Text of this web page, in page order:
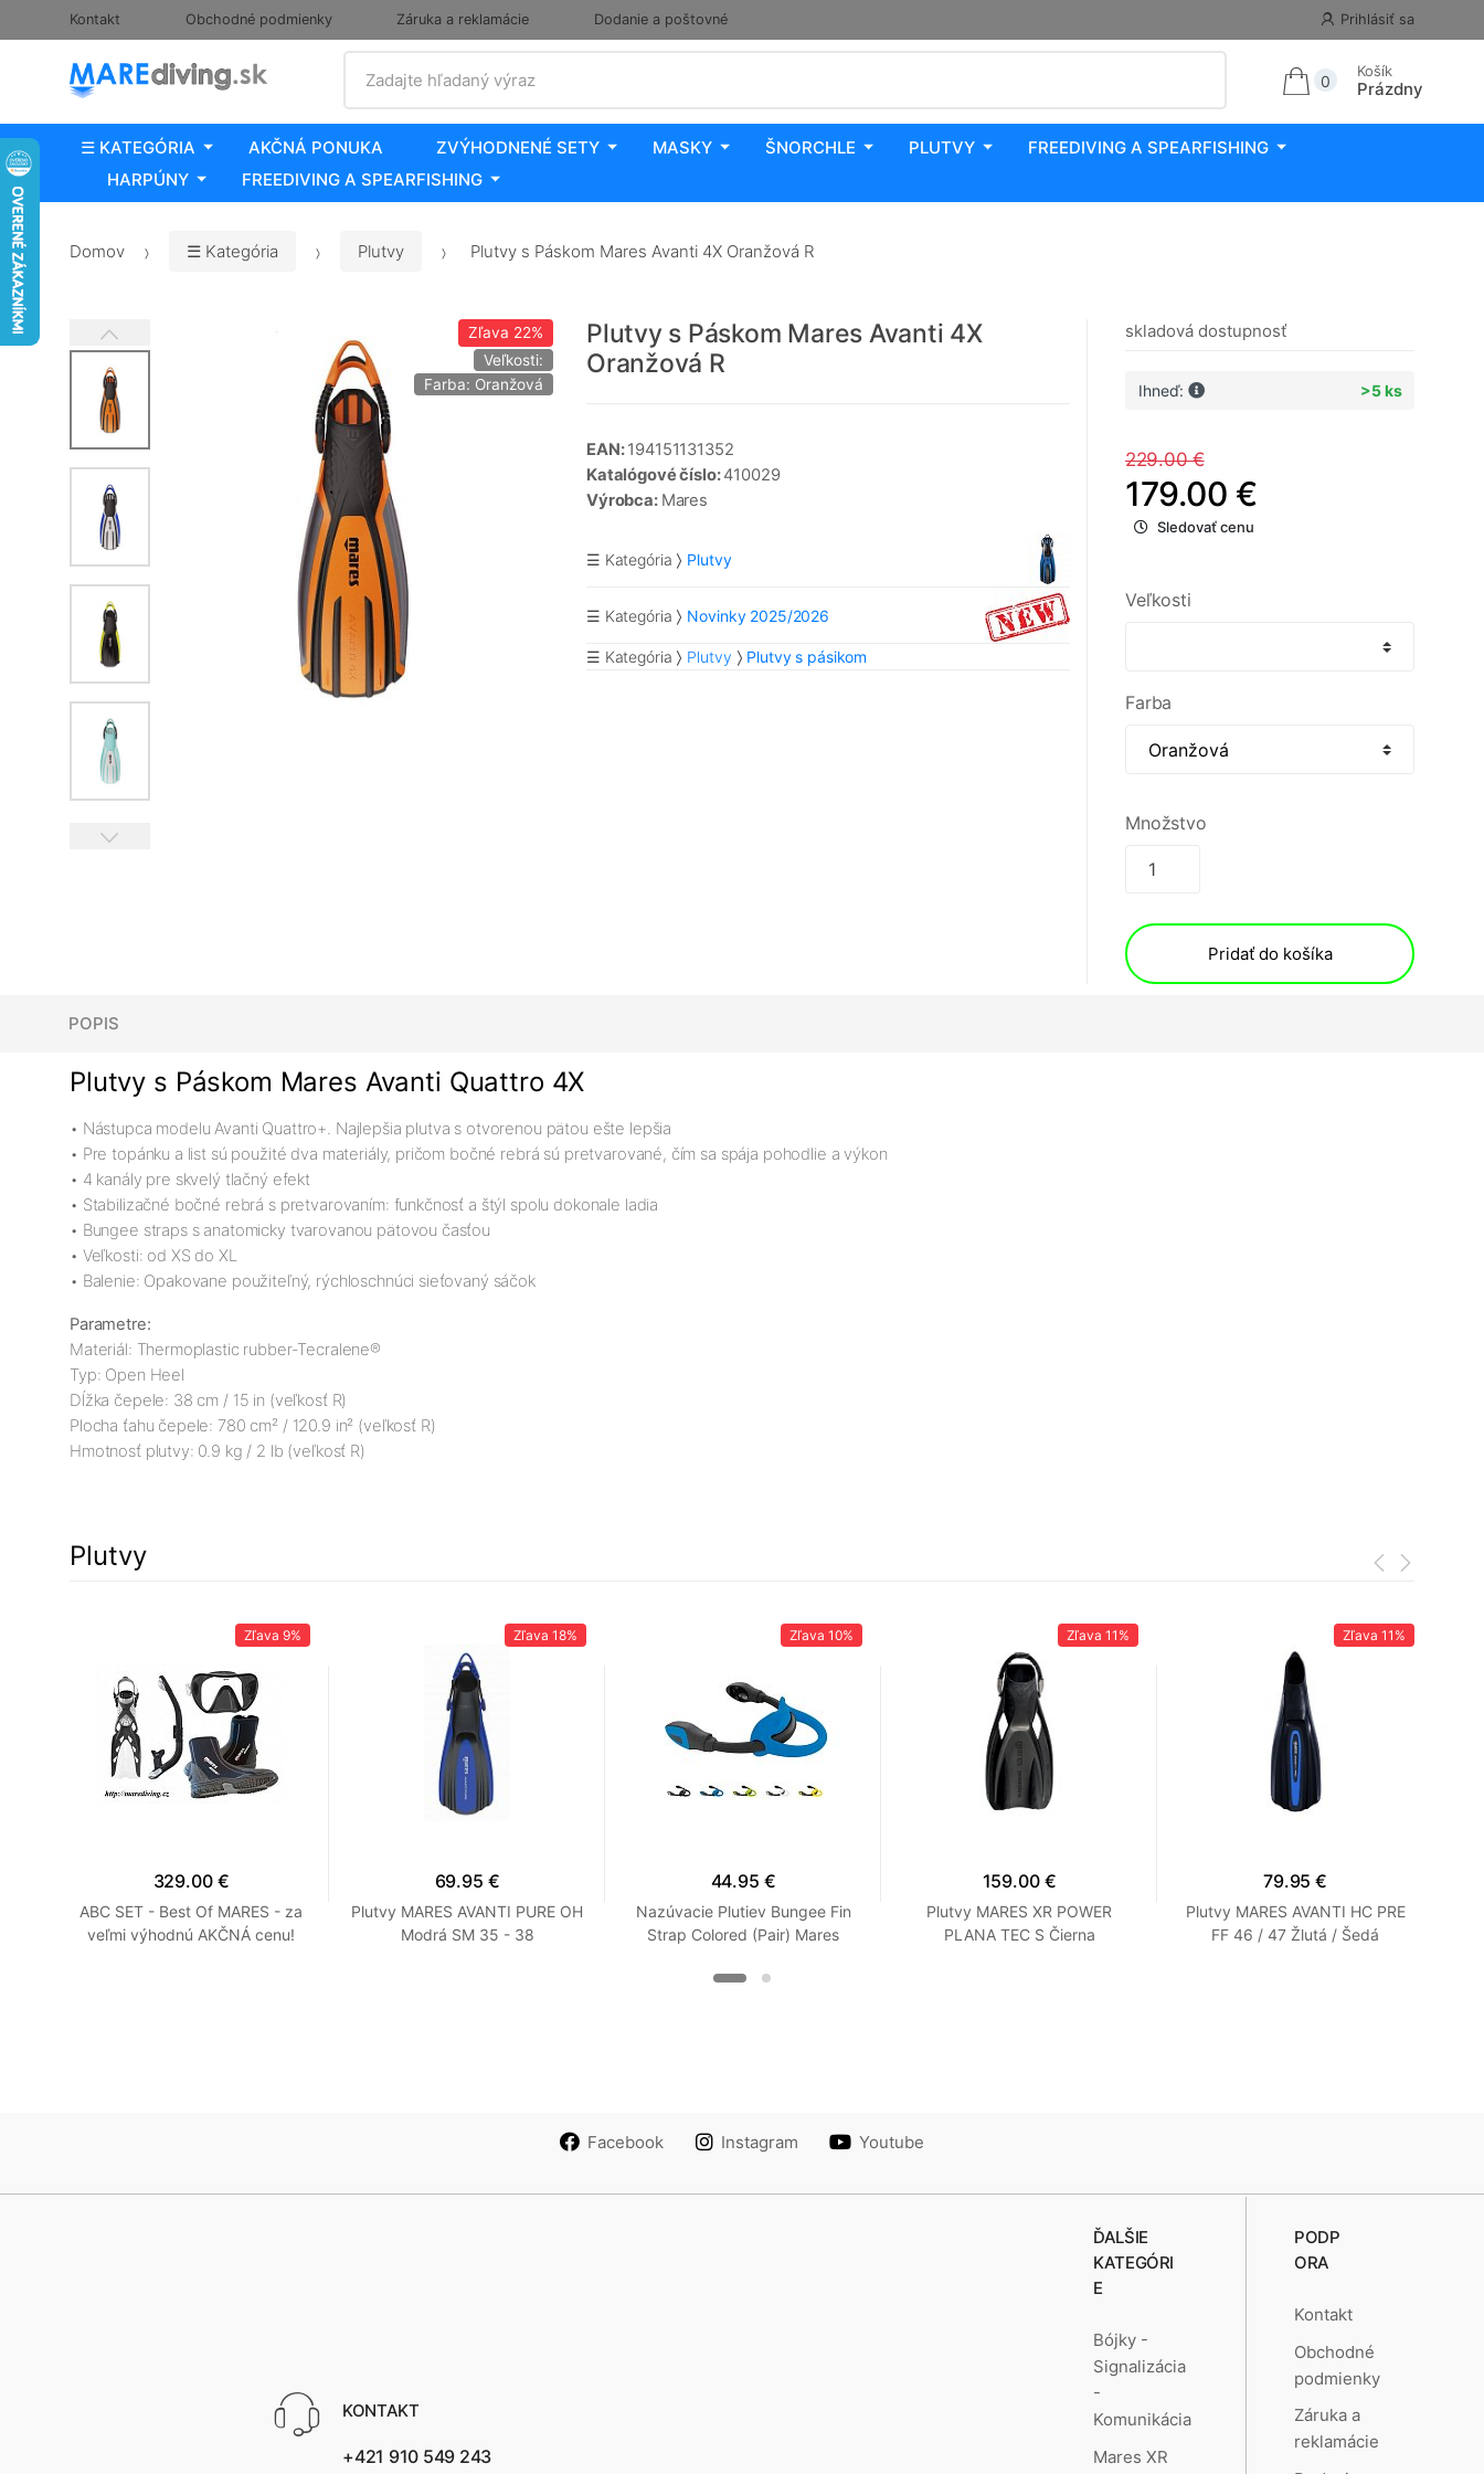
Kontakt Obchodné podmienky Záruka a reklamácie Dodanie a poštovné Prihlásiť sa
Zadajte hľadaný výraz
0
Košík
Prázdny
☰ KATEGÓRIA AKČNÁ PONUKA ZVÝHODNENÉ SETY MASKY ŠNORCHLE PLUTVY
FREEDIVING A SPEARFISHING
HARPÚNY
FREEDIVING A SPEARFISHING
Domov ☰ Kategória Plutvy Plutvy s Páskom Mares Avanti 4X Oranžová R
Zľava 22%
Veľkosti:
Farba: Oranžová
Plutvy s Páskom Mares Avanti 4X
Oranžová R
EAN:194151131352
Katalógové číslo:410029
Výrobca: Mares
☰ Kategória Plutvy
☰ Kategória Novinky 2025/2026
☰ Kategória Plutvy Plutvy s pásikom
skladová dostupnosť
Ihneď: >5 ks
229.00 €
179.00 €
Sledovať cenu
Veľkosti
Farba
Množstvo
Pridať do košíka
POPIS
Plutvy s Páskom Mares Avanti Quattro 4X
• Nástupca modelu Avanti Quattro+. Najlepšia plutva s otvorenou pätou ešte lepšia
• Pre topánku a list sú použité dva materiály, pričom bočné rebrá sú pretvarované, čím sa spája pohodlie a výkon
• 4 kanály pre skvelý tlačný efekt
• Stabilizačné bočné rebrá s pretvarovaním: funkčnosť a štýl spolu dokonale ladia
• Bungee straps s anatomicky tvarovanou pätovou časťou
• Veľkosti: od XS do XL
• Balenie: Opakovane použiteľný, rýchloschnúci sieťovaný sáčok
Parametre:
Materiál: Thermoplastic rubber-Tecralene®
Typ: Open Heel
Dĺžka čepele: 38 cm / 15 in (veľkosť R)
Plocha ťahu čepele: 780 cm² / 120.9 in² (veľkosť R)
Hmotnosť plutvy: 0.9 kg / 2 lb (veľkosť R)
Plutvy
Zľava 9%
329.00 €
ABC SET - Best Of MARES - za
veľmi výhodnú AKČNÁ cenu!
Zľava 18%
69.95 €
Plutvy MARES AVANTI PURE OH
Modrá SM 35 - 38
Zľava 10%
44.95 €
Nazúvacie Plutiev Bungee Fin
Strap Colored (Pair) Mares
Zľava 11%
159.00 €
Plutvy MARES XR POWER
PLANA TEC S Čierna
Zľava 11%
79.95 €
Plutvy MARES AVANTI HC PRE
FF 46 / 47 Žlutá / Šedá
Facebook Instagram Youtube
KONTAKT
+421 910 549 243
ĎALŠIE
KATEGÓRI
E
Bójky -
Signalizácia
-
Komunikácia
Mares XR
PODP
ORA
Kontakt
Obchodné
podmienky
Záruka a
reklamácie